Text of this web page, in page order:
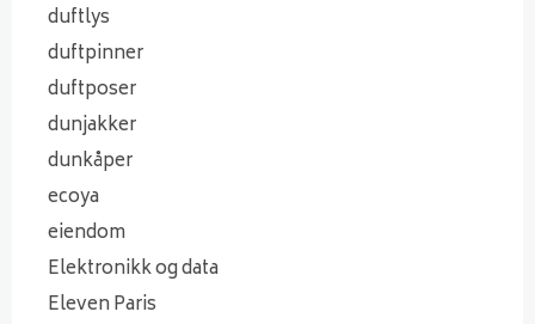
duftlys
duftpinner
duftposer
dunjakker
dunkåper
ecoya
eiendom
Elektronikk og data
Eleven Paris